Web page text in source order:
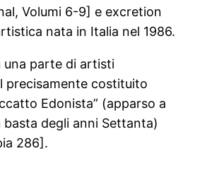
Volumi 6-9] e excretion
nata in Italia nel 1986.
una parte di artisti
precisamente costituito
Edonista” (apparso a
degli anni Settanta)
286].